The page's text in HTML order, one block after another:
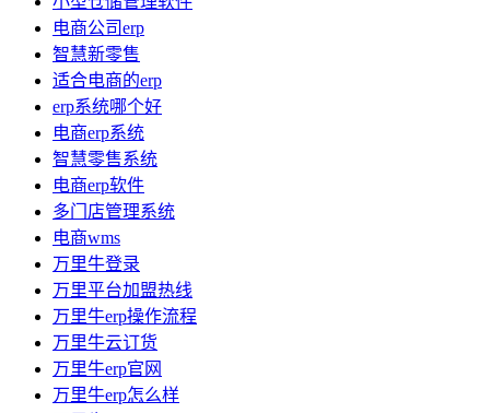
电商公司erp
智慧新零售
适合电商的erp
erp系统哪个好
电商erp系统
智慧零售系统
电商erp软件
多门店管理系统
电商wms
万里牛登录
万里平台加盟热线
万里牛erp操作流程
万里牛云订货
万里牛erp官网
万里牛erp怎么样